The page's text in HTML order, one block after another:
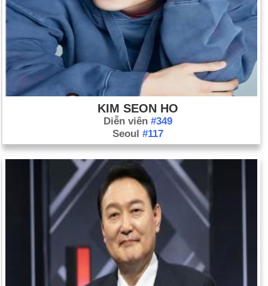
KIM SEON HO
Diễn viên #349
Seoul #117